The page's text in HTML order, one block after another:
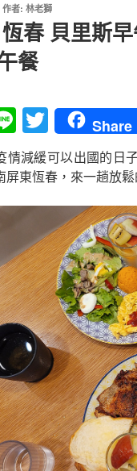
作者: 林老獅
春 貝里斯
餐
Li
n
e
T
wi
tt
er
Share
情減緩可以出國的日
屏東恆春，來一趟放鬆